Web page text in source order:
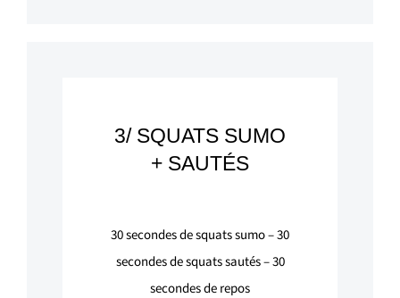
3/ SQUATS SUMO
+ SAUTÉS
30secondes de squats sumo –30
secondes de squats sautés –30
secondes de repos